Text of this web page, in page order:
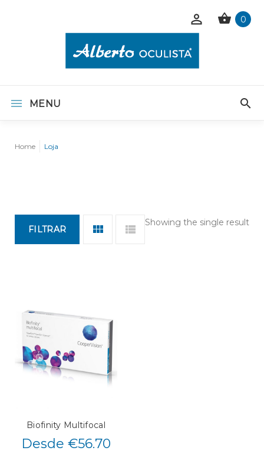
0
MENU
Home Loja
Showing the single result
FILTRAR
Biofinity Multifocal
Desde €56.70